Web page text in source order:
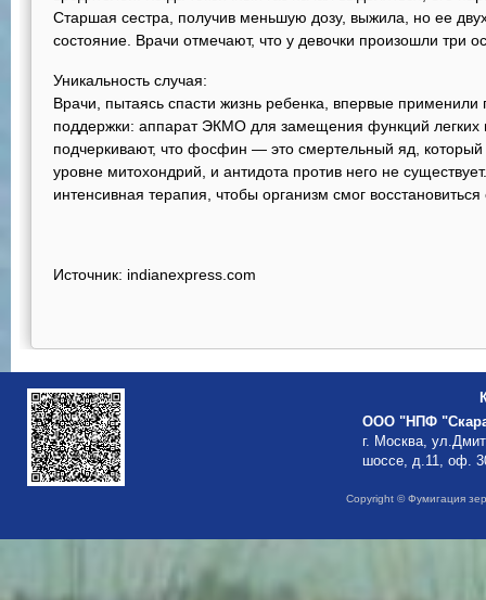
Старшая сестра, получив меньшую дозу, выжила, но ее
состояние. Врачи отмечают, что у девочки произошли три
Уникальность случая:
Врачи, пытаясь спасти жизнь ребенка, впервые применили
поддержки: аппарат ЭКМО для замещения функций
подчеркивают, что фосфин — это смертельный яд,
уровне митохондрий, и антидота против него не
интенсивная терапия, чтобы организм смог
Источник: indianexpress.com
ООО "НПФ
г. Москва,
шоссе, д.11, оф.
Copyright © Фумигация